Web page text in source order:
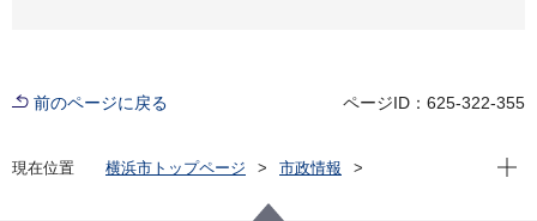
前のページに戻る ページID：625-322-355
現在位置 横浜市トップページ
市政情報
現在